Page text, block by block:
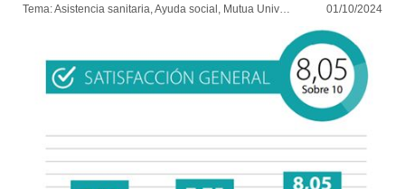
Tema: Asistencia sanitaria, Ayuda social, Mutua Universal, Prestaciones 01/10/2024